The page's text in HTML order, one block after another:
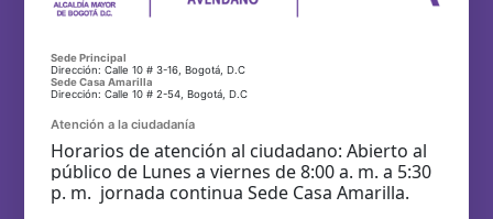
Sede Principal
Dirección: Calle 10 # 3-16, Bogotá, D.C
Sede Casa Amarilla
Dirección: Calle 10 # 2-54, Bogotá, D.C
Atención a la ciudadanía
Horarios de atención al ciudadano: Abierto al
público de Lunes a viernes de 8:00 a. m. a 5:30
p. m. jornada continua Sede Casa Amarilla.